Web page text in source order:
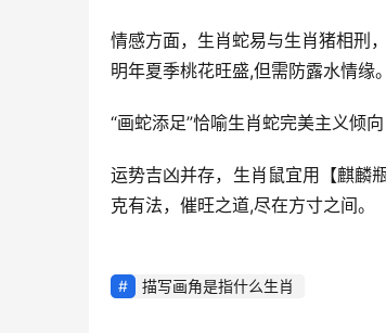
情感方面，生肖蛇易与生肖猪相刑
明年夏季桃花旺盛,但需防露水情缘。
“画蛇添足”恰喻生肖蛇完美主义倾
运势吉凶并存，生肖鼠宜用【麒麟
克有法，催旺之道,尽在方寸之间。
描写画角是指什么生肖